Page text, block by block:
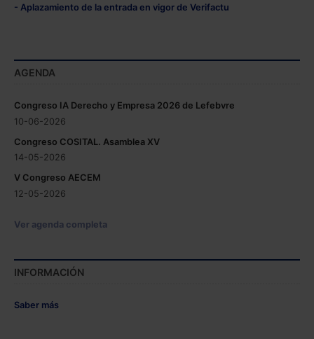
- Aplazamiento de la entrada en vigor de Verifactu
AGENDA
Congreso IA Derecho y Empresa 2026 de Lefebvre
10-06-2026
Congreso COSITAL. Asamblea XV
14-05-2026
V Congreso AECEM
12-05-2026
Ver agenda completa
INFORMACIÓN
Saber más